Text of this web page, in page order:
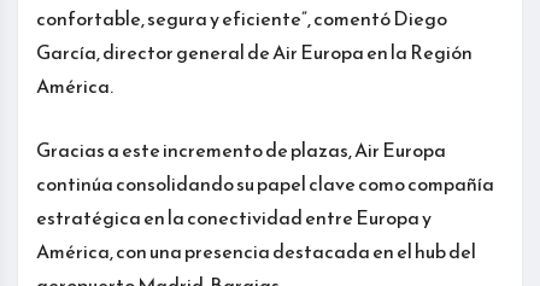
confortable, segura y eficiente”, comentó Diego
García, director general de Air Europa en la Región
América.
Gracias a este incremento de plazas, Air Europa
continúa consolidando su papel clave como compañía
estratégica en la conectividad entre Europa y
América, con una presencia destacada en el hub del